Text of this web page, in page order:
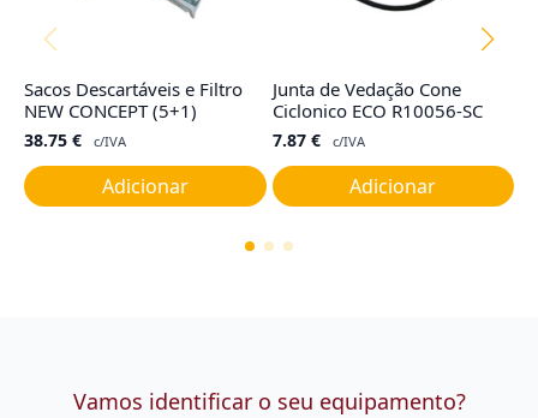
Sacos Descartáveis e Filtro
NEW CONCEPT (5+1)
38.75 € c/IVA
Adicionar
Junta de Vedação Cone
Ciclonico ECO R10056-SC
7.87 € c/IVA
Adicionar
Vamos identificar o seu equipamento?